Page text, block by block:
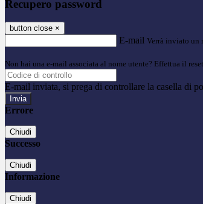
Recupero password
button close ×
E-mail Verrà inviato un
Non hai una e-mail associata al nome utente? Effettua il
E-mail inviata, si prega di controllare la casella di
Errore
Chiudi
Successo
Chiudi
Informazione
Chiudi